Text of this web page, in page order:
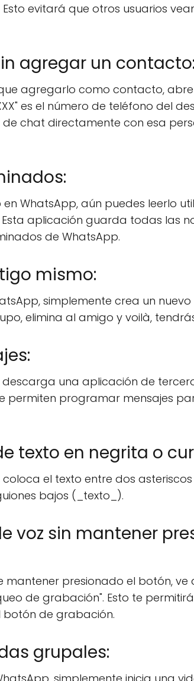
evitará que otros usuarios
agregar un contacto:
agregarlo como contacto,
es el número de teléfono del
chat directamente con esa
WhatsApp, aún puedes leerlo
aplicación guarda todas las
de WhatsApp.
mismo:
simplemente crea un
elimina al amigo y voilà,
una aplicación de
permiten programar mensajes
texto en negrita o
el texto entre dos
bajos (_texto_).
voz sin mantener
mantener presionado el botón, ve
de grabación". Esto te
botón de grabación.
grupales: